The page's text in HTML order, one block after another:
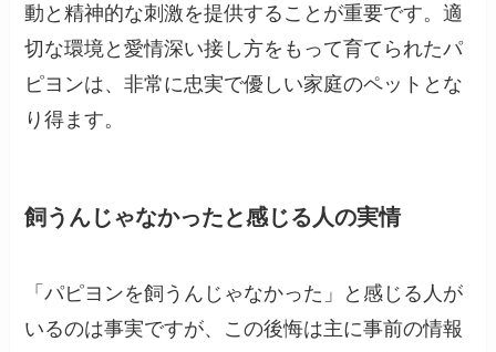
動と精神的な刺激を提供することが重要です。適
切な環境と愛情深い接し方をもって育てられたパ
ピヨンは、非常に忠実で優しい家庭のペットとな
り得ます。
飼うんじゃなかったと感じる人の実情
「パピヨンを飼うんじゃなかった」と感じる人が
いるのは事実ですが、この後悔は主に事前の情報